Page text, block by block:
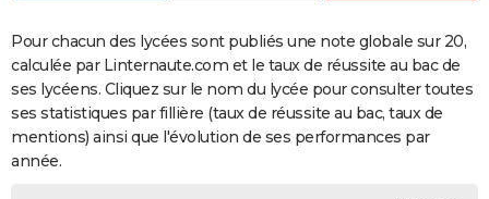
COPAINS D'AVANT
S'inscrire
Se connecter
Lycées
Collèges
Primaires
Universités
Entreprises
Service militaire
Avis de recherche
AVIS DE DÉCÈS
FORUM
Bricolage
Lifestyle
Culture
Sport
Auto
Television
Voyage
Cinema
Pour chacun des lycées sont publiés une note globale sur 20,
calculée par Linternaute.com et le taux de réussite au bac de
ses lycéens. Cliquez sur le nom du lycée pour consulter toutes
ses statistiques par fillière (taux de réussite au bac, taux de
mentions) ainsi que l'évolution de ses performances par
année.